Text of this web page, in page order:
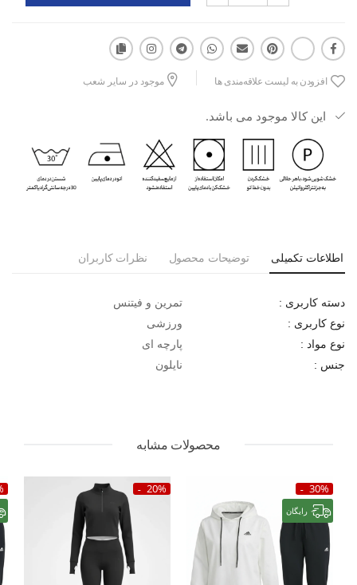
هماهنگی ست
کاربرد: تمرینات باشگاهی، فیتنس، ورزش‌های روزانه
افزودن به لیست علاقه‌مندی ها موجود در سایر شعب
این کالا موجود می باشد.
اطلاعات تکمیلی توضیحات محصول نظرات کاربران
دسته کاربری : تمرین و فیتنس
نوع کاربری : ورزشی
نوع مواد : پارچه ای
جنس : نایلون
محصولات مشابه
30%
رایگان
20%